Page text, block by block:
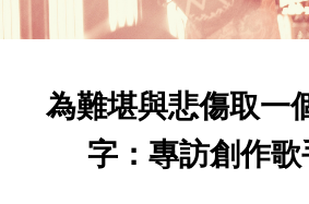
為難堪與悲傷取一
字：專訪創作歌